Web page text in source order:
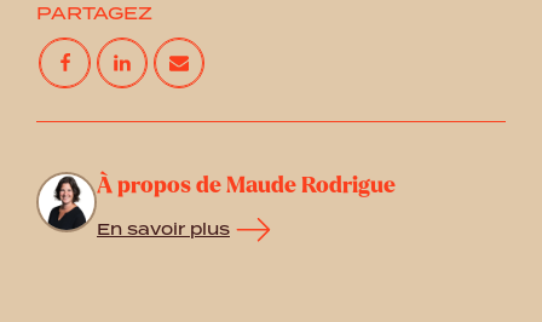
PARTAGEZ
À propos de Maude Rodrigue
En savoir plus